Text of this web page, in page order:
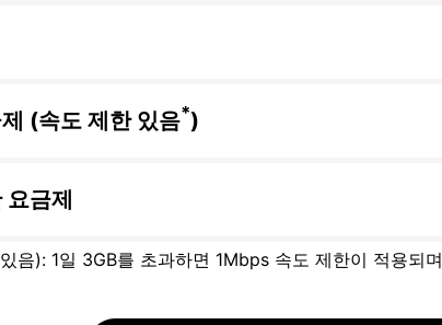
(속도 제한 있음*)
요금제
음): 1일 3GB를 초과하면 1Mbps 속도 제한이 적용되